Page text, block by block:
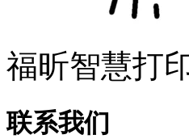
福昕智慧打
联系我们